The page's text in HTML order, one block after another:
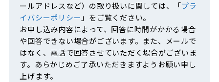
ールアドレスなど）の取り扱いに関しては、「プラ
イバシーポリシー 」をご覧ください。
お申し込み内容によって、回答に時間がかかる場合
や回答できない場合がございます。また、メールで
はなく、電話で回答させていただく場合がございま
す。あらかじめご了承いただきますようお願い申し
上げます。